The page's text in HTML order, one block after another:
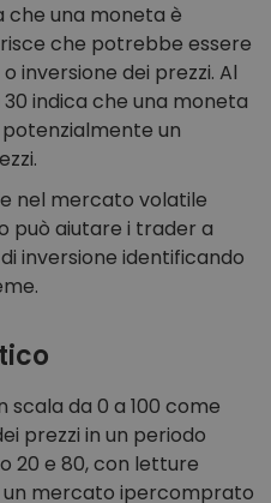
che una moneta è
che potrebbe essere
inversione dei prezzi. Al
indica che una moneta
un
nel mercato volatile
può aiutare i trader a
inversione identificando
scala da 0 a 100 come
prezzi in un periodo
20 e 80, con letture
un mercato ipercomprato